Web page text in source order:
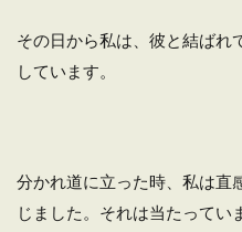
その日から私は、彼と結ばれ
しています。
分かれ道に立った時、私は直
じました。それは当たってい